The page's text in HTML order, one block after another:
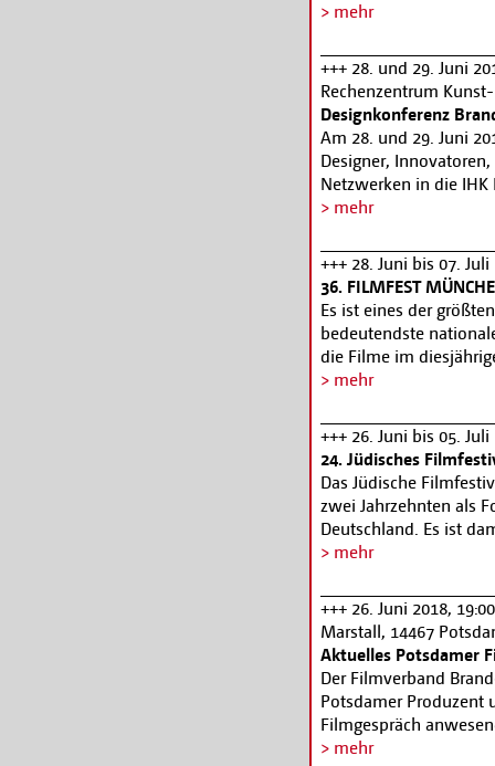
zaubern, tanzen oder
Zusatzprogramm zum
Filmpark-Eintrittspreis
Besuch lohnt ein Griff
Uhr erhält ein Kind
in Begleitung eines
www.filmpark-
> mehr
+++ 28. und 29. Juni
Rechenzentrum
Designkonferenz
Am 28. und 29. Juni
Designer,
Netzwerken in die
Kreativhaus ein.
Designer, Marketing-
Ernährung und
> mehr
+++ 28. Juni bis 07.
36. FILMFEST
Es ist eines der
bedeutendste
die Filme im
des zeitgenössischen
133
und Anmeldung unter
> mehr
+++ 26. Juni bis 05. Juli
24. Jüdisches
Das Jüdische
zwei Jahrzehnten als
Deutschland. Es ist
seiner Art und
Facetten des
Eröffnungsgala am
preisgekrönte
Itzhak Perlman seine
www.jfbb.de
> mehr
+++ 26. Juni 2018,
Marstall, 14467
Aktuelles Potsdamer
Der Filmverband
Potsdamer Produzent
Filmgespräch
Emily Atef geht
> mehr